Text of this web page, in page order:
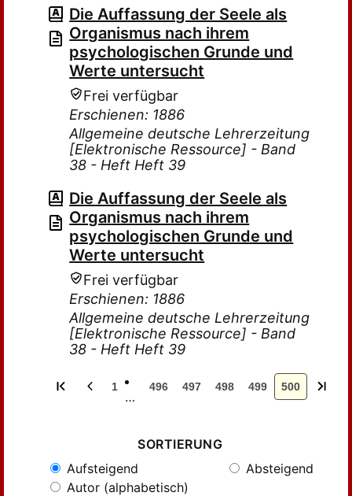
Die Auffassung der Seele als
Organismus nach ihrem
psychologischen Grunde und
Werte untersucht
Frei verfügbar
Erschienen: 1886
Allgemeine deutsche Lehrerzeitung
[Elektronische Ressource] - Band
38 - Heft Heft 39
Die Auffassung der Seele als
Organismus nach ihrem
psychologischen Grunde und
Werte untersucht
Frei verfügbar
Erschienen: 1886
Allgemeine deutsche Lehrerzeitung
[Elektronische Ressource] - Band
38 - Heft Heft 39
1
…
496 497 498 499 500
SORTIERUNG
Aufsteigend
Absteigend
Autor (alphabetisch)